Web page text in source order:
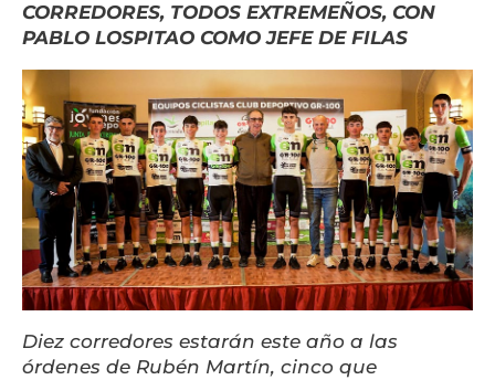
CORREDORES, TODOS EXTREMEÑOS, CON
PABLO LOSPITAO COMO JEFE DE FILAS
Diez corredores estarán este año a las
órdenes de Rubén Martín, cinco que